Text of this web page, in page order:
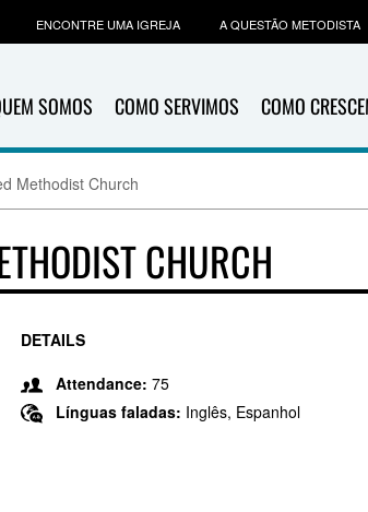
SOMOS COMO SERVIMOS COMO
ENCONTRE UMA IGREJA A QUESTÃO METODISTA
Methodist Church
CHURCH
DETAILS
Attendance: 75
Línguas faladas: Inglês, Espanhol